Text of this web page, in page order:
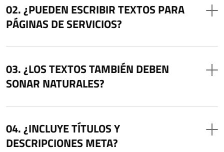
¿PUEDEN ESCRIBIR TEXTOS PARA
PÁGINAS DE SERVICIOS?
¿LOS TEXTOS TAMBIÉN DEBEN
SONAR NATURALES?
¿INCLUYE TÍTULOS Y
DESCRIPCIONES META?